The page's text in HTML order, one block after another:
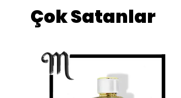
Çok Satanlar